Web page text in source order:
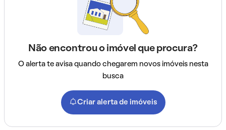
Não encontrou o imóvel que procura?
O alerta te avisa quando chegarem novos imóveis nesta
busca
Criar alerta de imóveis